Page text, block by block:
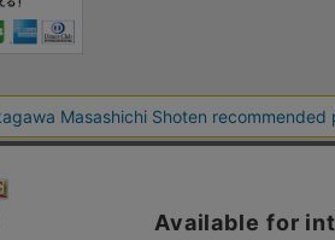
プライバシーポリシー